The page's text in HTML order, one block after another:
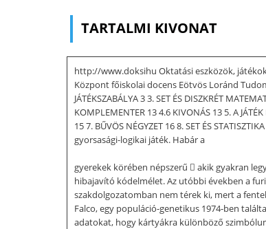
TARTALMI KIVONAT
http://www.doksihu Oktatási eszközök,
Központ főiskolai docens Eötvös Loránd
JÁTÉKSZABÁLYA 3 3. SET ÉS DISZKRÉT
KOMPLEMENTER 13 4.6 KIVONÁS 13 5. A
15 7. BŰVÖS NÉGYZET 16 8. SET ÉS
gyorsasági-logikai játék. Habár a
gyerekek körében népszerű  akik gyakran
hibajavító kódelmélet. Az utóbbi években a
szakdolgozatomban nem térek ki, mert a
Falco, egy populáció-genetikus 1974-ben
adatokat, hogy kártyákra különböző